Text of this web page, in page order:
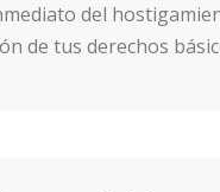
del
de tus derechos